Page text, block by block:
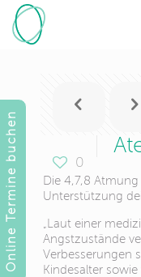
0
Die 4,7,8
Unterstützung
„Laut einer
Angstzustände
Verbesserungen
Kindesalter
Online Termine buchen